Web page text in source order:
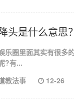
降头是什么意思
乐圈里面其实有很多
?有...
教法事
12-26